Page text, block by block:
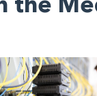
the